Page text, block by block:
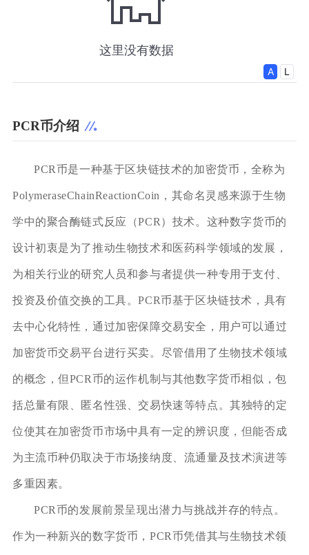
PCR币介绍
PCR币是一种基于区块链技术的加密货币，全称为
PolymeraseChainReactionCoin，其命名灵感来源于生物
学中的聚合酶链式反应（PCR）技术。这种数字货币的
设计初衷是为了推动生物技术和医药科学领域的发展，
为相关行业的研究人员和参与者提供一种专用于支付、
投资及价值交换的工具。PCR币基于区块链技术，具有
去中心化特性，通过加密保障交易安全，用户可以通过
加密货币交易平台进行买卖。尽管借用了生物技术领域
的概念，但PCR币的运作机制与其他数字货币相似，包
括总量有限、匿名性强、交易快速等特点。其独特的定
位使其在加密货币市场中具有一定的辨识度，但能否成
为主流币种仍取决于市场接纳度、流通量及技术演进等
多重因素。
PCR币的发展前景呈现出潜力与挑战并存的特点。
作为一种新兴的数字货币，PCR币凭借其与生物技术领